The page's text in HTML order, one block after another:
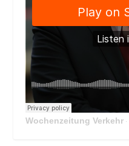
Wochenzeitung Verkehr ·